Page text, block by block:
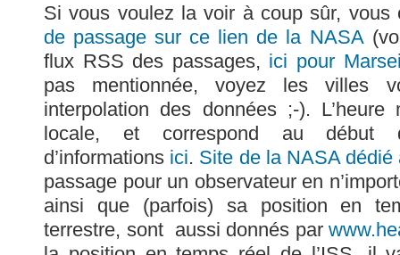
Si vous voulez la voir à coup sûr,
de passage sur ce lien de la NASA
flux RSS des passages, ici pour
pas mentionnée, voyez les villes
interpolation des données ;-). L’heure
locale, et correspond au début
d’informations ici. Site de la NASA dédié
passage pour un observateur en
ainsi que (parfois) sa position en
terrestre, sont aussi donnés par